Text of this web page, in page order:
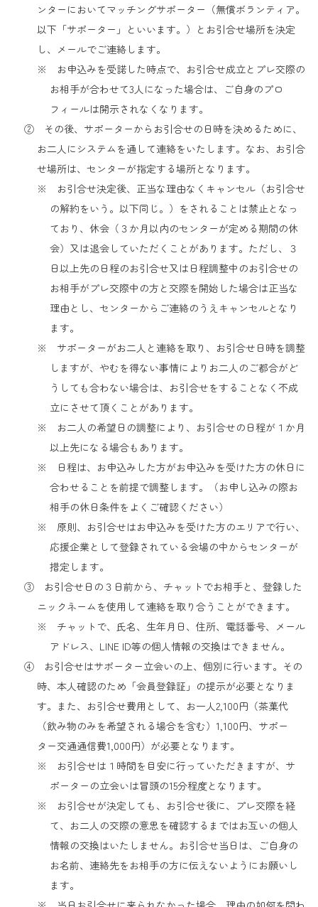
ンターにおいてマッチングサポーター（無償ボランティア。
以下「サポーター」といいます。）とお引合せ場所を決定
し、メールでご連絡します。
※ お申込みを受諾した時点で、お引合せ成立とプレ交際の
お相手が合わせて3人になった場合は、ご自身のプロ
フィールは開示されなくなります。
② その後、サポーターからお引合せの日時を決めるために、
お二人にシステムを通して連絡をいたします。なお、お引合
せ場所は、センターが指定する場所となります。
※ お引合せ決定後、正当な理由なくキャンセル（お引合せ
の解約をいう。以下同じ。）をされることは禁止となっ
ており、休会（３か月以内のセンターが定める期間の休
会）又は退会していただくことがあります。ただし、３
日以上先の日程のお引合せ又は日程調整中のお引合せの
お相手がプレ交際中の方と交際を開始した場合は正当な
理由とし、センターからご連絡のうえキャンセルとなり
ます。
※ サポーターがお二人と連絡を取り、お引合せ日時を調整
しますが、やむを得ない事情によりお二人のご都合がど
うしても合わない場合は、お引合せをすることなく不成
立にさせて頂くことがあります。
※ お二人の希望日の調整により、お引合せの日程が１か月
以上先になる場合もあります。
※ 日程は、お申込みした方がお申込みを受けた方の休日に
合わせることを前提で調整します。（お申し込みの際お
相手の休日条件をよくご確認ください）
※ 原則、お引合せはお申込みを受けた方のエリアで行い、
応援企業として登録されている会場の中からセンターが
措定します。
③ お引合せ日の３日前から、チャットでお相手と、登録した
ニックネームを使用して連絡を取り合うことができます。
※ チャットで、氏名、生年月日、住所、電話番号、メール
アドレス、LINE ID等の個人情報の交換はできません。
④ お引合せはサポーター立会いの上、個別に行います。その
時、本人確認のため「会員登録証」の提示が必要となりま
す。また、お引合せ費用として、お一人2,100円（茶菓代
（飲み物のみを希望される場合を含む）1,100円、サポー
ター交通通信費1,000円）が必要となります。
※ お引合せは１時間を目安に行っていただきますが、サ
ポーターの立会いは冒頭の15分程度となります。
※ お引合せが決定しても、お引合せ後に、プレ交際を経
て、お二人の交際の意思を確認するまではお互いの個人
情報の交換はいたしません。お引合せ当日は、ご自身の
お名前、連絡先をお相手の方に伝えないようにお願いし
ます。